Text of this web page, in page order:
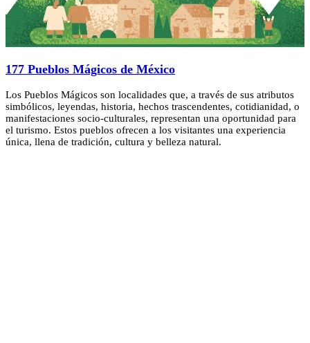
177 Pueblos Mágicos de México
Los Pueblos Mágicos son localidades que, a través de sus atributos
simbólicos, leyendas, historia, hechos trascendentes, cotidianidad, o
manifestaciones socio-culturales, representan una oportunidad para
el turismo. Estos pueblos ofrecen a los visitantes una experiencia
única, llena de tradición, cultura y belleza natural.